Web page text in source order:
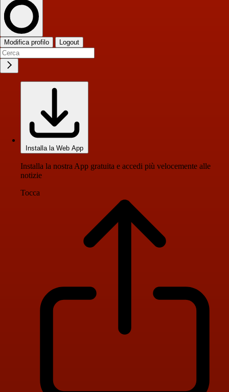
Modifica profilo Logout
Installa la Web App
Installa la nostra App gratuita e accedi più velocemente alle
notizie
Tocca